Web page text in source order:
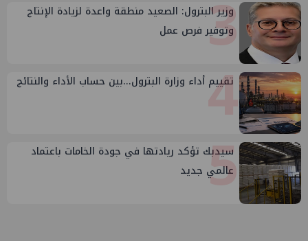
3
وزير البترول: الصعيد منطقة واعدة لزيادة الإنتاج
وتوفير فرص عمل
4
تقييم أداء وزارة البترول...بين حساب الأداء والنتائج
5
سيدبك تؤكد ريادتها في جودة الخامات باعتماد
عالمي جديد